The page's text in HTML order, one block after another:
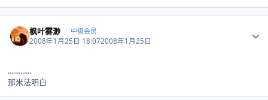
枫叶雾渺 中级会员
2008年1月25日 18:072008年1月25日
.............
那米法明白